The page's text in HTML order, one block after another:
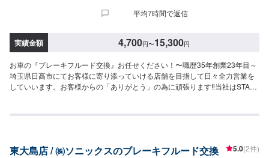
平均7時間で返信
実績金額 4,700円〜15,300円
お車の『ブレーキフルード交換』お任せください！〜職歴35年創業23年目～
埼玉県日高市にてお客様に寄り添っていける店舗を目指して日々全力営業を
していいます。お客様からの「ありがとう」の為に頑張ります‼当社はSTAFF
希望のお客様は車種情報・車検証・パーツの詳細をオファー送信時にお送り
>自費修理、整備に限り代車の貸し出しを無料で行っております。有償でのレ
東大島店 / ㈱ソニックスのブレーキフルード交換 5.0(2件)